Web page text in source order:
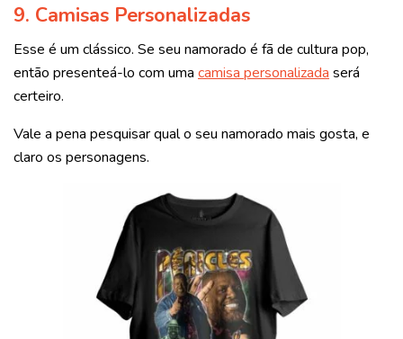
9. Camisas Personalizadas
Esse é um clássico. Se seu namorado é fã de cultura pop,
então presenteá-lo com uma camisa personalizada será
certeiro.
Vale a pena pesquisar qual o seu namorado mais gosta, e
claro os personagens.